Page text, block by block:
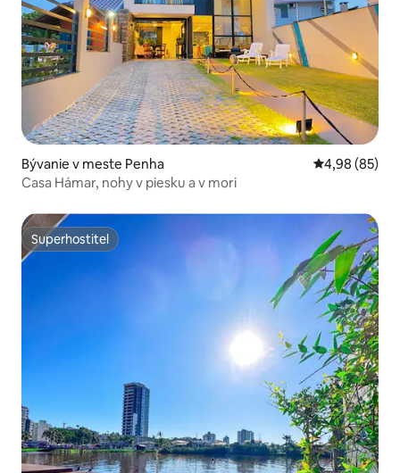
Bývanie v meste Penha Priemerné
4,98 (85)
Casa Hámar, nohy v piesku a v mori
Superhostiteľ
Superhostiteľ